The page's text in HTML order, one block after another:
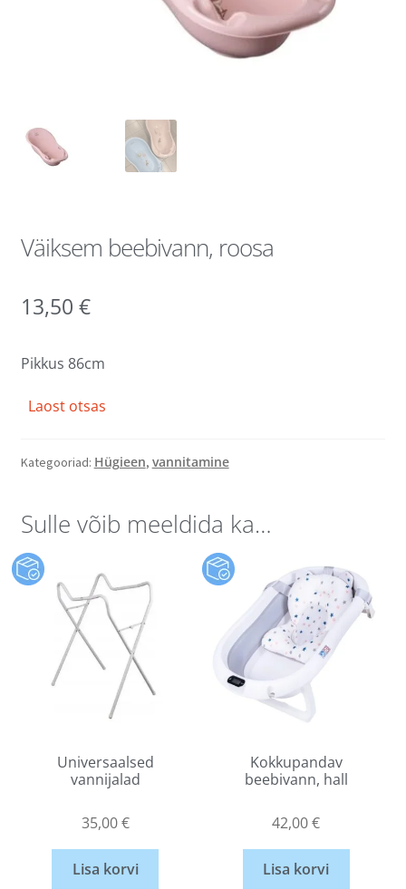
Väiksem beebivann, roosa
13,50 €
Pikkus 86cm
Laost otsas
Kategooriad: Hügieen, vannitamine
Sulle võib meeldida ka…
Universaalsed
vannijalad
35,00€
Lisa korvi
Kokkupandav
beebivann, hall
42,00€
Lisa korvi